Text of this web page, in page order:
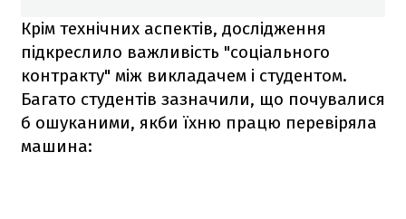
Крім технічних аспектів, дослідження
підкреслило важливість "соціального
контракту" між викладачем і студентом.
Багато студентів зазначили, що почувалися
б ошуканими, якби їхню працю перевіряла
машина: